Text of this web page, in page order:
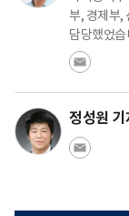
부, 경제부,
담당했었습
정성원 기